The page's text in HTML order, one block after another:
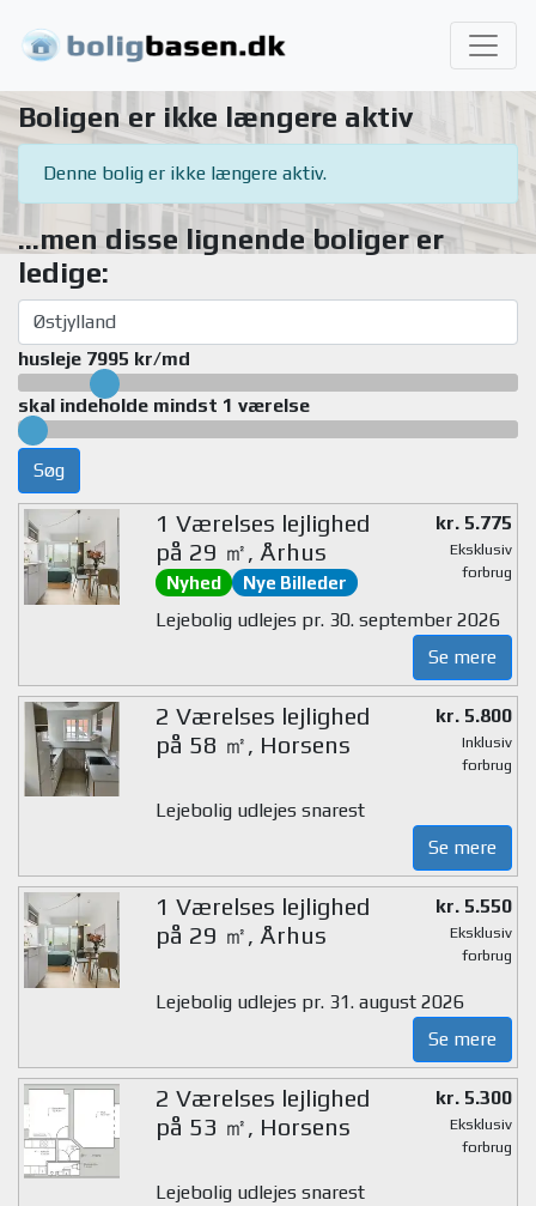
Boligen er ikke længere aktiv
Denne bolig er ikke længere aktiv.
...men disse lignende boliger er
ledige:
husleje 7995 kr/md
skal indeholde mindst 1 værelse
Søg
1 Værelses lejlighed
på 29 ㎡, Århus
Nyhed Nye Billeder
kr. 5.775
Eksklusiv
forbrug
Lejebolig udlejes pr. 30. september 2026
Se mere
2 Værelses lejlighed
på 58 ㎡, Horsens
kr. 5.800
Inklusiv
forbrug
Lejebolig udlejes snarest
Se mere
1 Værelses lejlighed
på 29 ㎡, Århus
kr. 5.550
Eksklusiv
forbrug
Lejebolig udlejes pr. 31. august 2026
Se mere
2 Værelses lejlighed
på 53 ㎡, Horsens
kr. 5.300
Eksklusiv
forbrug
Lejebolig udlejes snarest